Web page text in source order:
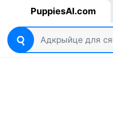
PuppiesAI.com